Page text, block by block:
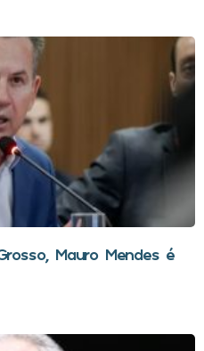
Mauro Mendes é